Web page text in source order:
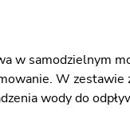
w samodzielnym
W zestawie
wody do